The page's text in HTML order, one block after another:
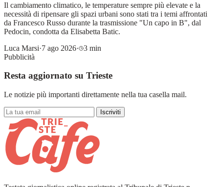
Il cambiamento climatico, le temperature sempre più elevate e la
necessità di ripensare gli spazi urbani sono stati tra i temi affrontati
da Francesco Russo durante la trasmissione "Un capo in B", dal
Pedocin, condotta da Elisabetta Batic.
Luca Marsi·7 ago 2026·
3 min
Pubblicità
Resta aggiornato su Trieste
Le notizie più importanti direttamente nella tua casella mail.
Iscriviti